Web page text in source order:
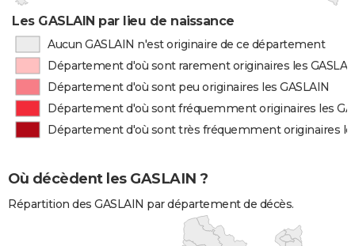
Les GASLAIN par lieu de naissance
Aucun GASLAIN n'est originaire de ce département
Département d'où sont rarement originaires les
Département d'où sont peu originaires les GASLAIN
Département d'où sont fréquemment originaires les
Département d'où sont très fréquemment originaires
Où décèdent les GASLAIN ?
Répartition des GASLAIN par département de décès.